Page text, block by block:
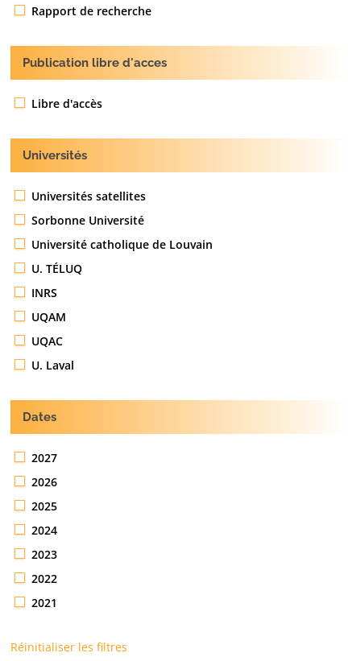
Rapport de recherche
Publication libre d'acces
Libre d'accès
Universités
Universités satellites
Sorbonne Université
Université catholique de Louvain
U. TÉLUQ
INRS
UQAM
UQAC
U. Laval
Dates
2027
2026
2025
2024
2023
2022
2021
Réinitialiser les filtres